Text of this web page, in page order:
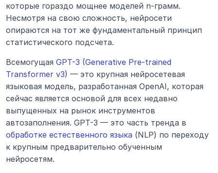
которые гораздо мощнее моделей n-грамм.
Несмотря на свою сложность, нейросети
опираются на тот же фундаментальный принцип
статистического подсчета.
Всемогущая GPT-3 (Generative Pre-trained
Transformer v3) — это крупная нейросетевая
языковая модель, разработанная OpenAI, которая
сейчас является основой для всех недавно
выпущенных на рынок инструментов
обработке естественного языка (NLP) по переходу
к крупным предварительно обученным
нейросетям.